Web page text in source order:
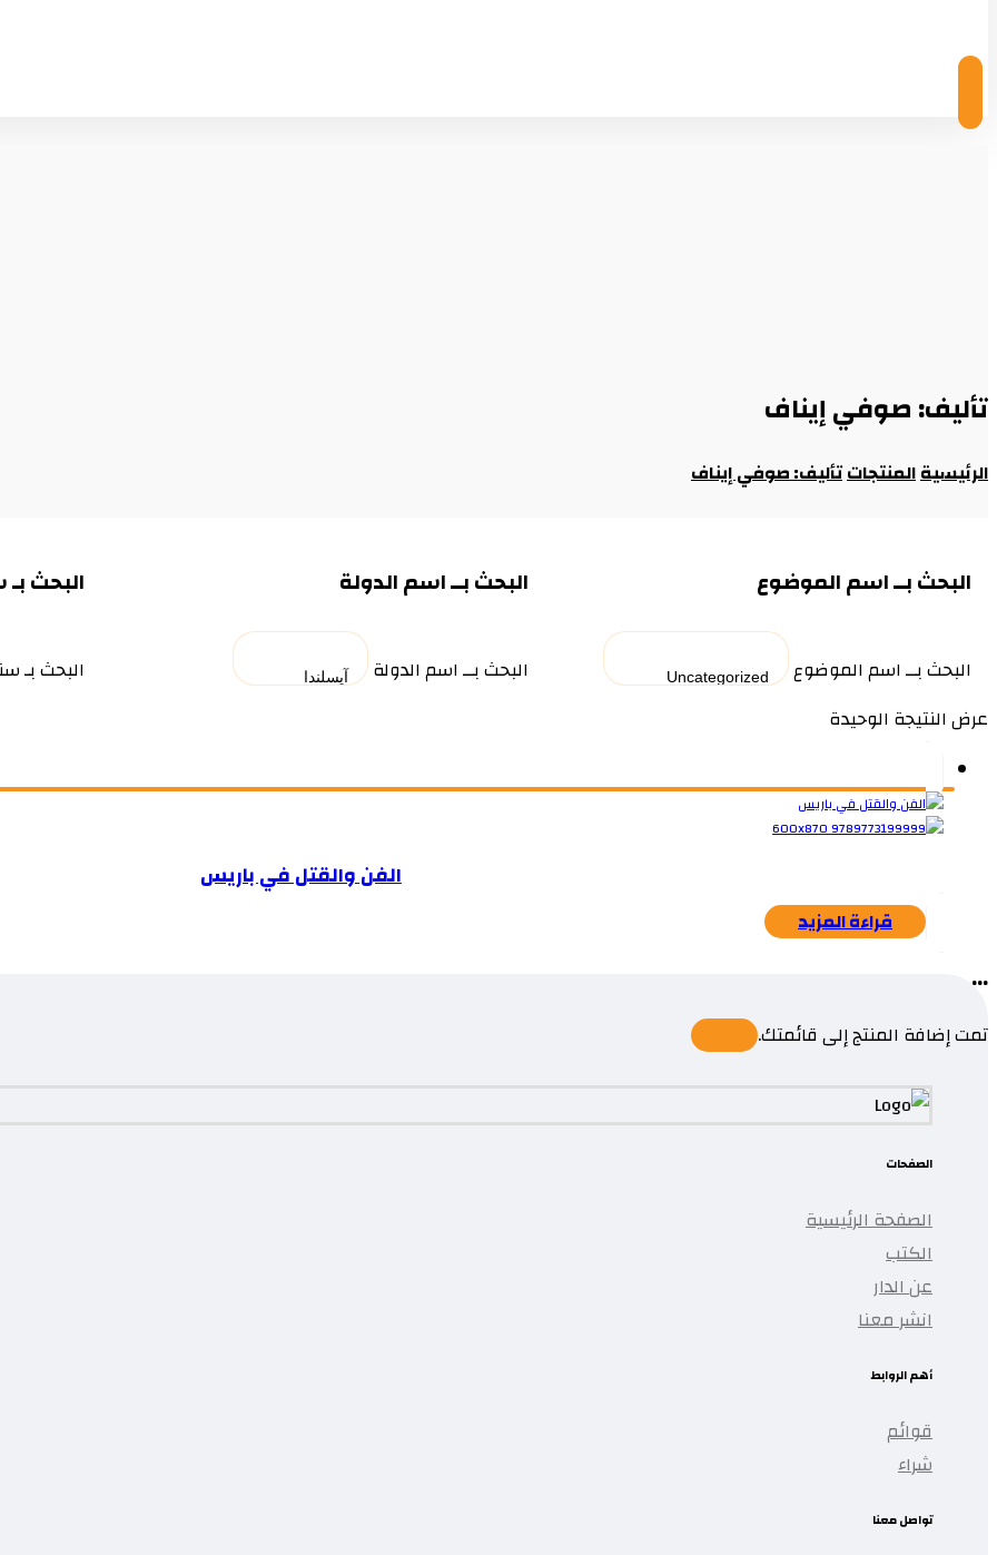
تأليف: صوفي إيناف
الرئيسيةالمنتجاتتأليف: صوفي إيناف
البحث بــ اسم الموضوع
البحث بــ اسم الموضوع
البحث بــ اسم الدولة
البحث بــ اسم الدولة
البحث
البحث بـ
عرض النتيجة الوحيدة
الفن والقتل في باريس
قراءة المزيد
...
تمت إضافة المنتج إلى قائمتك.
الصفحات
الصفحة الرئيسية
الكتب
عن الدار
انشر معنا
أهم الروابط
قوائم
شراء
تواصل معنا